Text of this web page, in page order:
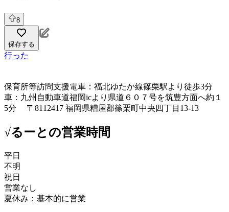
8
保存する
行った
保育所等訪問支援電車：福北ゆたか線篠栗駅より徒歩3分
車：九州自動車道福岡icより県道６０７号を筑豊方面へ約１
5分 〒8112417 福岡県糟屋郡篠栗町中央四丁目13‐13
√るーとの営業時間
平日
不明
祝日
営業なし
夏休み：基本的に営業